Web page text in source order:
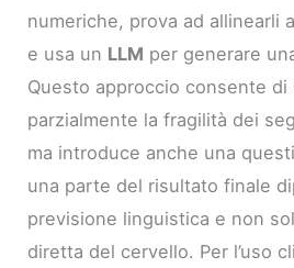
numeriche, prova ad allinearli
e usa un LLM per generare
Questo approccio consente di
parzialmente la fragilità dei
ma introduce anche una
una parte del risultato finale
previsione linguistica e non
diretta del cervello. Per l’uso